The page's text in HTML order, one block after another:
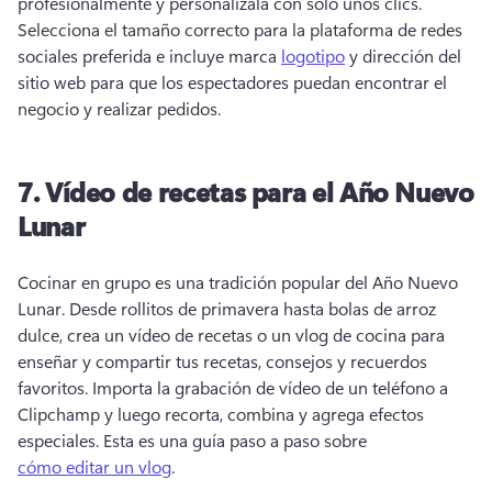
Selecciona el tamaño correcto para la plataforma de redes
sociales preferida e incluye marca logotipo y dirección del
sitio web para que los espectadores puedan encontrar el
negocio y realizar pedidos.
7.Vídeo de recetas para el Año Nuevo
Lunar
Cocinar en grupo es una tradición popular del Año Nuevo
Lunar. Desde rollitos de primavera hasta bolas de arroz
dulce, crea un vídeo de recetas o un vlog de cocina para
enseñar y compartir tus recetas, consejos y recuerdos
favoritos. Importa la grabación de vídeo de un teléfono a
Clipchamp y luego recorta, combina y agrega efectos
especiales. Esta es una guía paso a paso sobre
cómo editar un vlog.